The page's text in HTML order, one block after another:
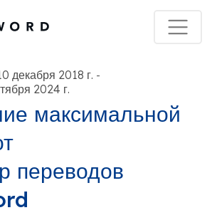
декабря 2018 г. -
2024 г.
максимальной
переводов